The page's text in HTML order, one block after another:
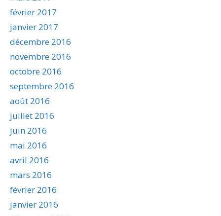
février 2017
janvier 2017
décembre 2016
novembre 2016
octobre 2016
septembre 2016
août 2016
juillet 2016
juin 2016
mai 2016
avril 2016
mars 2016
février 2016
janvier 2016